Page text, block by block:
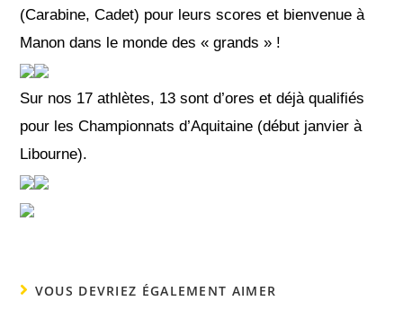
(Carabine, Cadet) pour leurs scores et bienvenue à
Manon dans le monde des « grands » !
Sur nos 17 athlètes, 13 sont d’ores et déjà qualifiés
pour les Championnats d’Aquitaine (début janvier à
Libourne).
VOUS DEVRIEZ ÉGALEMENT AIMER